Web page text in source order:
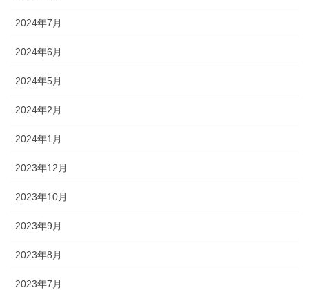
2024年7月
2024年6月
2024年5月
2024年2月
2024年1月
2023年12月
2023年10月
2023年9月
2023年8月
2023年7月